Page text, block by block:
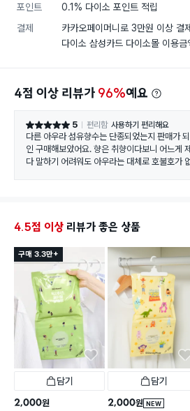
포인트
0.1% 다이소 포인트 적립
결제
카카오페이머니로 3만원 이상 결
다이소 삼성카드 다이소몰 이용
4점 이상 리뷰가 96%예요
별점 5점 5 편리함 사용하기 편리해요
다른 아우라 섬유향수는 단종되었는지 판매가
인 구매해보았어요. 향은 취향이다보니 어느게
다 말하기 어려워도 아우라는 대체로 호불호가
4.5점 이상 리뷰가 좋은 상품
구매 3.3만+
담기
2,000원
담기
NEW
2,000원